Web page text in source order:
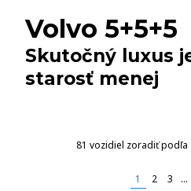
Volvo 5+5+5
Skutočný luxus
starosť menej
81 vozidiel zoradiť podľa
1 2 3 ...